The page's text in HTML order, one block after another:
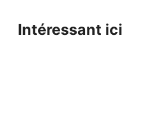
contentIntéressant ici